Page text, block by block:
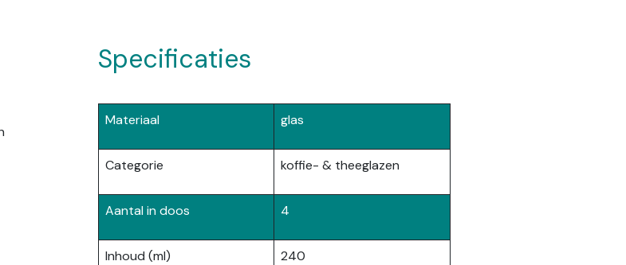
Specificaties
Materiaal glas
Categorie koffie- & theeglazen
Aantal in doos 4
Inhoud (ml) 240